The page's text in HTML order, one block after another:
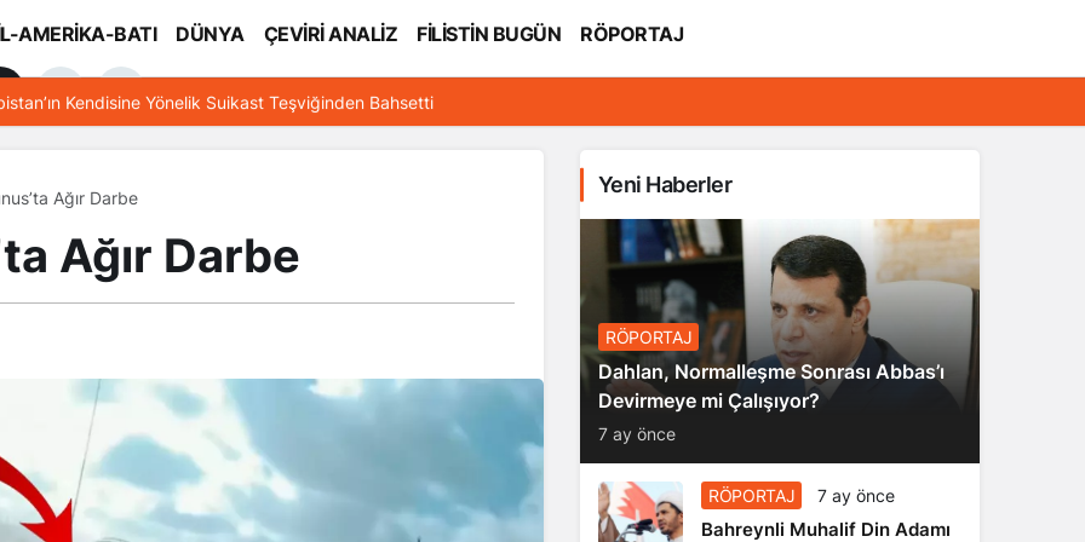
AMERİKA-BATI DÜNYA ÇEVİRİ ANALİZ FİLİSTİN BUGÜN RÖPORTAJ
Kendisine Yönelik Suikast Teşviğinden Bahsetti
Ağır Darbe
Ağır Darbe
Yeni Haberler
RÖPORTAJ
Dahlan, Normalleşme Sonrası Abbas’ı
Devirmeye mi Çalışıyor?
7 ay önce
RÖPORTAJ 7 ay önce
Bahreynli Muhalif Din Adamı